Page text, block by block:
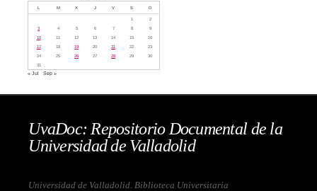
L M X J V S D
1
2
3
4 5 6 7 8
9
10
11 12 13 14 15
16
17
18 19 20 21 22
23
24
25 26 27 28 29
30
31
« Jul Sep »
UvaDoc: Repositorio Documental de la
Universidad de Valladolid
Universidad de Valladolid. Biblioteca Universitaria